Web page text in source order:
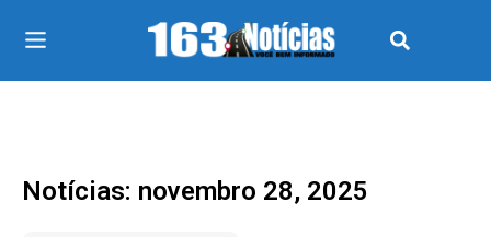
Notícias: novembro 28, 2025